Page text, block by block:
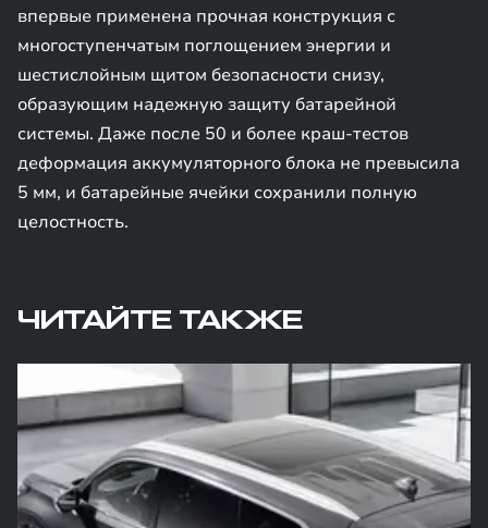
впервые применена прочная конструкция с
многоступенчатым поглощением энергии и
шестислойным щитом безопасности снизу,
образующим надежную защиту батарейной
системы. Даже после 50 и более краш-тестов
деформация аккумуляторного блока не превысила
5 мм, и батарейные ячейки сохранили полную
целостность.
ЧИТАЙТЕ ТАКЖЕ